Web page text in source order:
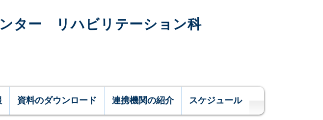
ター
リハビリテーション科
資料のダウンロード 連携機関の紹介 スケジュール